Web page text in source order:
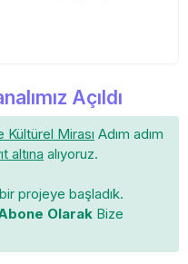
Açıldı
Kültürel Mirası Adım adım
altına alıyoruz.
projeye başladık.
Olarak Bize